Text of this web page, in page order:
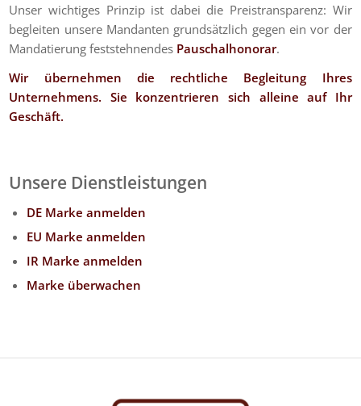
Unser wichtiges Prinzip ist dabei die Preistransparenz: Wir
begleiten unsere Mandanten grundsätzlich gegen ein vor der
Mandatierung feststehnendes Pauschalhonorar.
Wir übernehmen die rechtliche Begleitung Ihres
Unternehmens. Sie konzentrieren sich alleine auf Ihr
Geschäft.
Unsere Dienstleistungen
DE Marke anmelden
EU Marke anmelden
IR Marke anmelden
Marke überwachen